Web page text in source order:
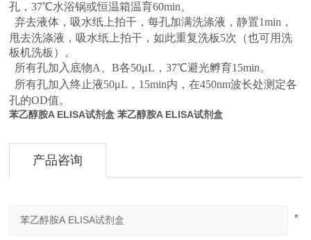
孔，37℃水浴锅或恒温箱温育60min。
弃去液体，吸水纸上拍干，每孔加满洗涤液，静置1min，
甩去洗涤液，吸水纸上拍干，如此重复洗板5次（也可用洗
板机洗板）。
所有孔加入底物A、B各50μL，37℃避光孵育15min。
所有孔加入终止液50μL，15min内，在450nm波长处测定各
孔的OD值。
苯乙醇胺A ELISA试剂盒 苯乙醇胺A ELISA试剂盒
产品咨询